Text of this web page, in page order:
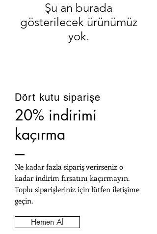
Şu an burada
gösterilecek ürünümüz
yok.
Dört kutu siparişe
20% indirimi
kaçırma
Ne kadar fazla sipariş verirseniz o
kadar indirim fırsatını kaçırmayın.
Toplu siparişleriniz için lütfen iletişime
geçin.
Hemen Al